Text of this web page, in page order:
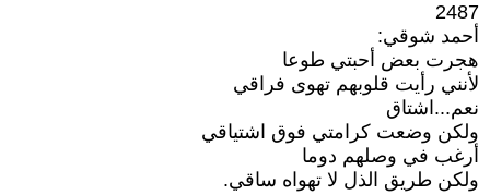
2487
أحمد شوقي:
هجرت بعض أحبتي طوعا
لأنني رأيت قلوبهم تهوى فراقي
نعم...اشتاق
ولكن وضعت كرامتي فوق اشتياقي
أرغب في وصلهم دوما
ولكن طريق الذل لا تهواه ساقي.